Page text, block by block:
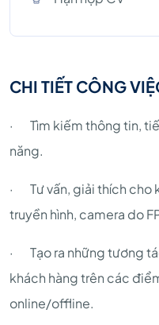
CHI TIẾT CÔNG
· Tìm kiếm thông tin,
năng.
· Tư vấn, giải thích cho
truyền hình, camera do
· Tạo ra những tương
khách hàng trên các
online/offline.